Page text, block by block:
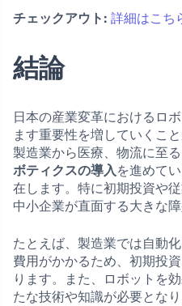
チェックアウト: 詳細はこち
結論
日本の産業変革におけるロ
ます重要性を増していくこ
製造業から医療、物流に至
ボティクスの導入を進めて
在します。特に初期投資や
中小企業が直面する大きな障
たとえば、製造業では自動
費用がかかるため、初期投
ります。また、ロボットを
たな技術や知識が必要とな